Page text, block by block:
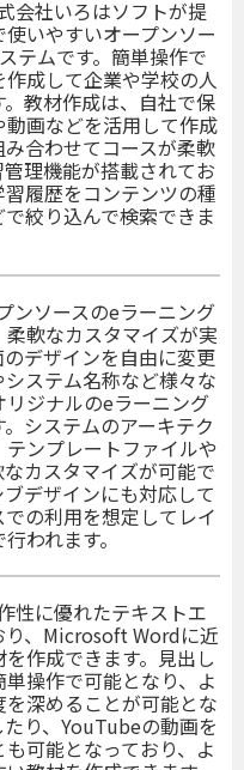
会社いろはソフトが提
いやすいオープンソー
テムです。簡単操作で
成して企業や学校の人
教材作成は、自社で保
画などを活用して作成
合わせてコースが柔軟
理機能が搭載されてお
履歴をコンテンツの種
絞り込んで検索できま
ンソースのeラーニング
軟なカスタマイズが実
デザインを自由に変更
ステム名称など様々な
ジナルのeラーニング
システムのアーキテク
ンプレートファイルや
カスタマイズが可能で
デザインにも対応して
の利用を想定してレイ
われます。
性に優れたテキストエ
り、Microsoft Wordに近
作成できます。見出し
操作で可能となり、よ
深めることが可能とな
り、YouTubeの動画を
可能となっており、よ